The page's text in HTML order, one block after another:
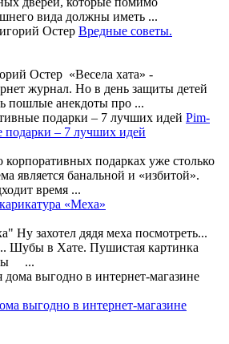
вида должны иметь ...
Вредные советы.
Остер «Весела хата» -
журнал. Но в день защиты детей
пошлые анекдоты про ...
Pim-
– 7 лучших идей
подарках уже столько
является банальной и «избитой».
время ...
карикатура «Меха»
Ну захотел дядя меха посмотреть...
Шубы в Хате. Пушистая картинка
...
выгодно в интернет-магазине